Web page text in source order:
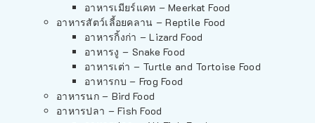
อาหารเมียร์แคท – Meerkat Food
อาหารสัตว์เลี้อยคลาน – Reptile Food
อาหารกิ้งก่า – Lizard Food
อาหารงู – Snake Food
อาหารเต่า – Turtle and Tortoise Food
อาหารกบ – Frog Food
อาหารนก – Bird Food
อาหารปลา – Fish Food